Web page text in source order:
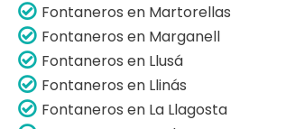
Fontaneros en Martorellas
Fontaneros en Marganell
Fontaneros en Llusá
Fontaneros en Llinás
Fontaneros en La Llagosta